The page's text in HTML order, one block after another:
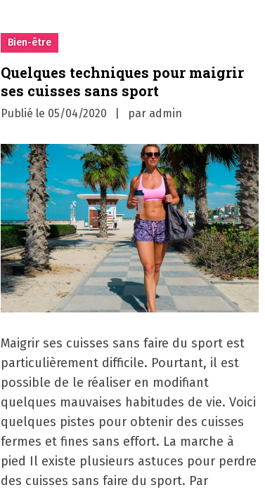
Bien-être
Quelques techniques pour maigrir
ses cuisses sans sport
Publié le 05/04/2020 par admin
Maigrir ses cuisses sans faire du sport est
particulièrement difficile. Pourtant, il est
possible de le réaliser en modifiant
quelques mauvaises habitudes de vie. Voici
quelques pistes pour obtenir des cuisses
fermes et fines sans effort. La marche à
pied Il existe plusieurs astuces pour perdre
des cuisses sans faire du sport. Par